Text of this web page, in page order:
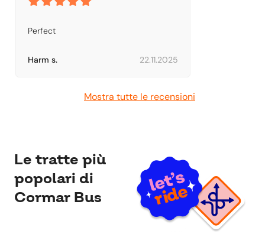
Perfect
Harm s. 22.11.2025
Mostra tutte le recensioni
Le tratte più
popolari di
Cormar Bus